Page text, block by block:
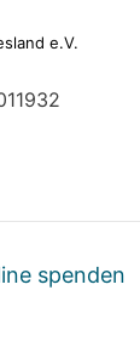
e.V.
spenden